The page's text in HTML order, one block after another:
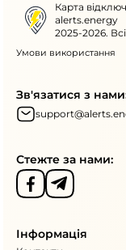
Карта
alerts.energy
2025-2026.
Умови використання
Зв'язатися з
Стежте за нами:
Інформація